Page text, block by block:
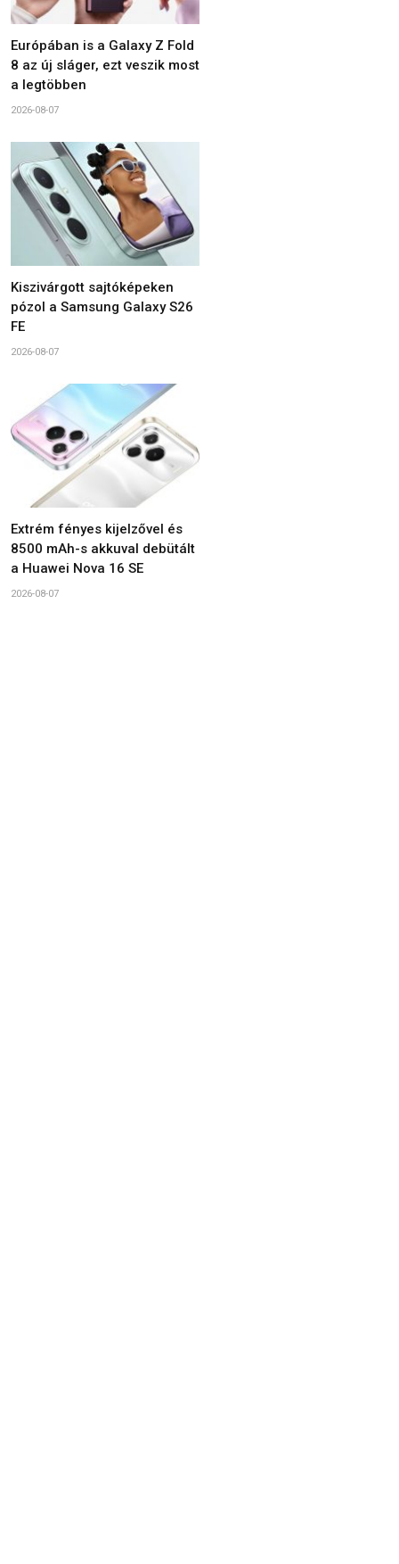
Európában is a Galaxy Z Fold
8 az új sláger, ezt veszik most
a legtöbben
2026-08-07
Kiszivárgott sajtóképeken
pózol a Samsung Galaxy S26
FE
2026-08-07
Extrém fényes kijelzővel és
8500 mAh-s akkuval debütált
a Huawei Nova 16 SE
2026-08-07